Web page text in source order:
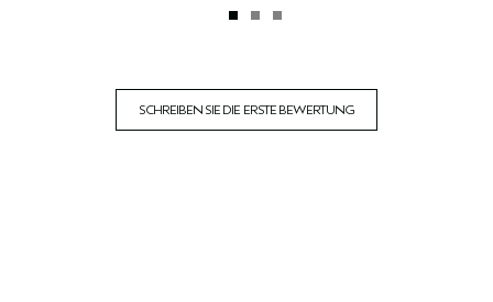
SCHREIBEN SIE DIE ERSTE BEWERTUNG